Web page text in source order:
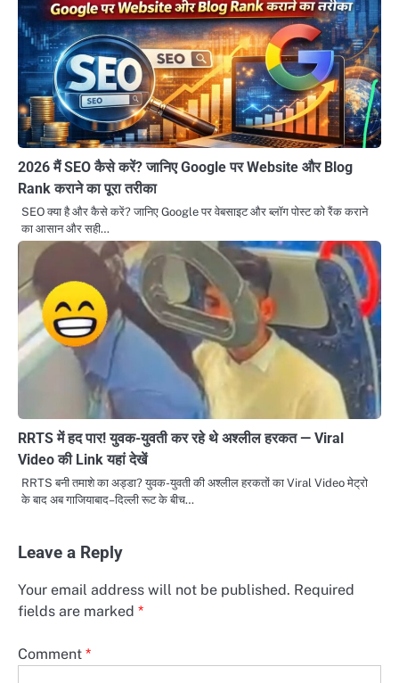
2026 मैं SEO कैसे करें? जानिए Google पर Website और Blog
Rank कराने का पूरा तरीका
SEO क्या है और कैसे करें? जानिए Google पर वेबसाइट और ब्लॉग पोस्ट को रैंक कराने
का आसान और सही…
RRTS में हद पार! युवक-युवती कर रहे थे अश्लील हरकत — Viral
Video की Link यहां देखें
RRTS बनी तमाशे का अड्डा? युवक-युवती की अश्लील हरकतों का Viral Video मेट्रो
के बाद अब गाजियाबाद–दिल्ली रूट के बीच…
Leave a Reply
Your email address will not be published. Required
fields are marked *
Comment *